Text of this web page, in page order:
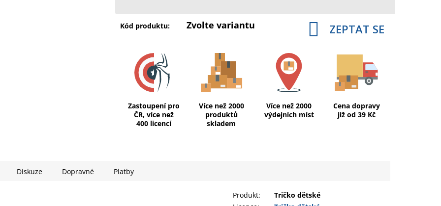
Kód produktu: Zvolte variantu ZEPTAT SE
Zastoupení pro
ČR, více než
400 licencí
Více než 2000
produktů
skladem
Více než 2000
výdejních míst
Cena dopravy
již od 39 Kč
Diskuze Dopravné Platby
Produkt:
Tričko dětské